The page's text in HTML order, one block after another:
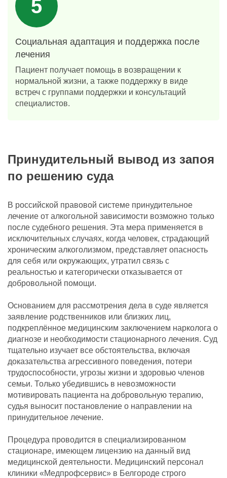
Социальная адаптация и поддержка после
лечения
Пациент получает помощь в возвращении к
нормальной жизни, а также поддержку в виде
встреч с группами поддержки и консультаций
специалистов.
Принудительный вывод из запоя
по решению суда
В российской правовой системе принудительное
лечение от алкогольной зависимости возможно только
после судебного решения. Эта мера применяется в
исключительных случаях, когда человек, страдающий
хроническим алкоголизмом, представляет опасность
для себя или окружающих, утратил связь с
реальностью и категорически отказывается от
добровольной помощи.
Основанием для рассмотрения дела в суде является
заявление родственников или близких лиц,
подкреплённое медицинским заключением нарколога о
диагнозе и необходимости стационарного лечения. Суд
тщательно изучает все обстоятельства, включая
доказательства агрессивного поведения, потери
трудоспособности, угрозы жизни и здоровью членов
семьи. Только убедившись в невозможности
мотивировать пациента на добровольную терапию,
судья выносит постановление о направлении на
принудительное лечение.
Процедура проводится в специализированном
стационаре, имеющем лицензию на данный вид
медицинской деятельности. Медицинский персонал
клиники «Медпрофсервис» в Белгороде строго